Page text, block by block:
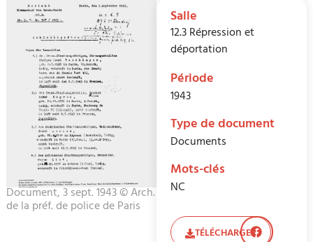
Document, 3 sept. 1943 © Arch.
de la préf. de police de Paris
Salle
12.3 Répression et
déportation
Période
1943
Type de document
Documents
Mots-clés
NC
TÉLÉCHARGER